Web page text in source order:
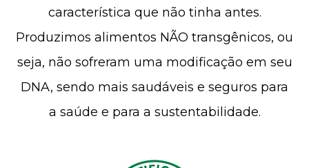
característica que não tinha antes.
Produzimos alimentos NÃO transgênicos, ou
seja, não sofreram uma modificação em seu
DNA, sendo mais saudáveis e seguros para
a saúde e para a sustentabilidade.